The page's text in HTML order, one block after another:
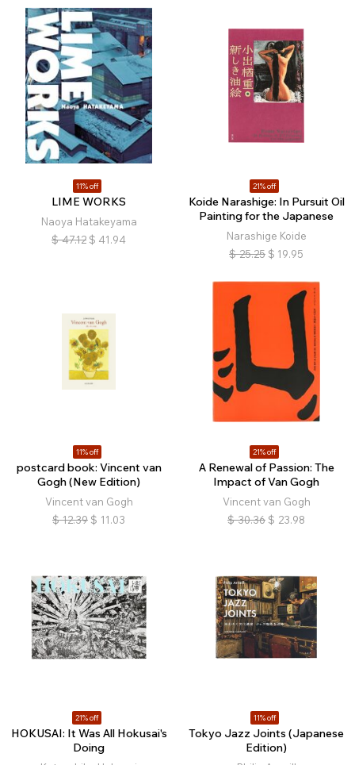
11% off
LIME WORKS
Naoya Hatakeyama
$ 47.12 $ 41.94
21% off
Koide Narashige: In Pursuit Oil
Painting for the Japanese
Narashige Koide
$ 25.25 $ 19.95
11% off
postcard book: Vincent van
Gogh (New Edition)
Vincent van Gogh
$ 12.39 $ 11.03
21% off
A Renewal of Passion: The
Impact of Van Gogh
Vincent van Gogh
$ 30.36 $ 23.98
21% off
HOKUSAI: It Was All Hokusai's
Doing
11% off
Tokyo Jazz Joints (Japanese
Edition)